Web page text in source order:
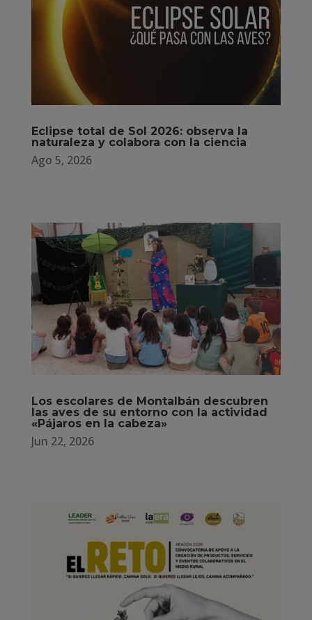
Eclipse total de Sol 2026: observa la
naturaleza y colabora con la ciencia
Ago 5, 2026
Los escolares de Montalbán descubren
las aves de su entorno con la actividad
«Pájaros en la cabeza»
Jun 22, 2026